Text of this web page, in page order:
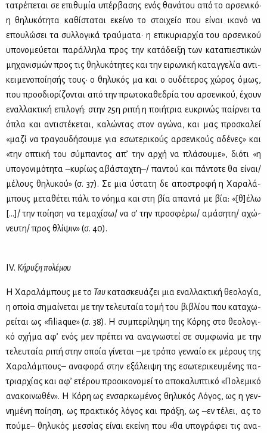
τα­τρέ­πε­ται σε επι­θυ­μία υπέρ­βα­σης ενός θα­νά­του από το αρ­σε­νι­κό·
η θη­λυ­κό­τη­τα κα­θί­στα­ται εκεί­νο το στοι­χείο που εί­ναι ικα­νό να
επου­λώ­σει τα συλ­λο­γι­κά τραύ­μα­τα· η επι­κυ­ριαρ­χία του αρ­σε­νι­κού
υπο­νο­μεύ­ε­ται πα­ράλ­λη­λα προς την κα­τά­δει­ξη των κα­τα­πιε­στι­κών
μη­χα­νι­σμών προς τις θη­λυ­κό­τη­τες και την ει­ρω­νι­κή κα­ταγ­γε­λία αντι­
κει­με­νο­ποί­η­σής τους· ο θη­λυ­κός μα και ο ου­δέ­τε­ρος χώ­ρος όμως,
που προσ­διο­ρί­ζο­νται από την πρω­το­κα­θε­δρία του αρ­σε­νι­κού, έχουν
εναλ­λα­κτι­κή επι­λο­γή: στην 25η ρι­πή η ποι­ή­τρια ευ­κρι­νώς παίρ­νει τα
όπλα και αντι­στέ­κε­ται, κα­λώ­ντας στον αγώ­να, και μας προ­σκα­λεί
«μα­ζί να τρα­γου­δή­σου­με για εσω­τε­ρι­κούς αρ­σε­νι­κούς αδέ­νες» και
«την οπτι­κή του σύ­μπα­ντος απ’ την αρ­χή να πλά­σου­με», διό­τι «η
υπο­γο­νι­μό­τη­τα –κυ­ρί­ως αβά­στα­χτη–/ πα­ντού και πά­ντο­τε θα εί­ναι/
μέ­λους θη­λυ­κού» (σ. 37). Σε μια ύστα­τη δε απο­στρο­φή η Χα­ρα­λά­
μπους με­τα­θέ­τει πά­λι το νό­η­μα και στη βία απα­ντά με βία: «[θ]έλω
[…]/ την ποί­η­ση να τε­μα­χί­σω/ να σ’ την προ­σφέ­ρω/ αμά­ση­τη/ αχώ­
νευ­τη/ προς θλί­ψιν» (σ. 40).
IV. Κή­ρυ­ξη πο­λέ­μου
Η Χα­ρα­λά­μπους με το Ταυκα­τα­σκευά­ζει μια εναλ­λα­κτι­κή θε­ο­λο­γία,
η οποία ση­μαί­νε­ται με την τε­λευ­ταία το­μή του βι­βλί­ου που κα­τα­χω­
ρεί­ται ως «filiaque» (σ. 38). Η συ­μπε­ρί­λη­ψη της Κό­ρης στο θε­ο­λο­γι­
κό σχή­μα αφ’ ενός μεν πρέ­πει να ανα­γνω­στεί σε συμ­φω­νία με την
τε­λευ­ταία ρι­πή στην οποία γί­νε­ται –με τρό­πο γεν­ναίο εκ μέ­ρους της
Χα­ρα­λά­μπους– ανα­φο­ρά στην εξά­λει­ψη της εσω­τε­ρι­κευ­μέ­νης πα­
τριαρ­χί­ας και αφ’ ετέ­ρου προ­οι­κο­νο­μεί το απο­κα­λυ­πτι­κό «Πο­λε­μι­κό
ανα­κοι­νω­θέν». Η Κό­ρη ως εν­σαρ­κω­μέ­νος θη­λυ­κός Λό­γος, ως η γεν­
νη­μέ­νη ποί­η­ση, ως πρα­κτι­κός λό­γος και πρά­ξη, ως –εν τέ­λει, ας το
πού­με– θη­λυ­κός μεσ­σί­ας εί­ναι εκεί­νη που «θα υπο­γρά­φει τις ανα­